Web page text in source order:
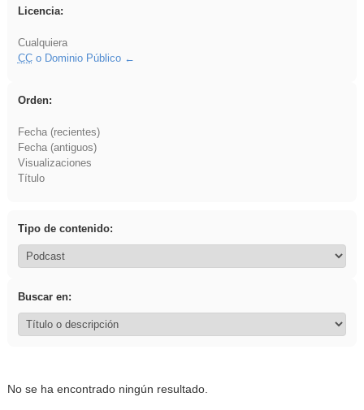
Licencia:
Cualquiera
CCo Dominio Público
Orden:
Fecha (recientes)
Fecha (antiguos)
Visualizaciones
Título
Tipo de contenido:
Buscar en:
No se ha encontrado ningún resultado.